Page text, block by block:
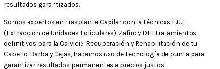
resultados garantizados.
Somos expertos en Trasplante Capilar con la técnicas F.U.E
(Extracción de Unidades Foliculares), Zafiro y DHI tratamientos
definitivos para la Calvicie, Recuperación y Rehabilitación de tu
Cabello, Barba y Cejas, hacemos uso de tecnología de punta para
garantizar resultados permanentes a precios justos.